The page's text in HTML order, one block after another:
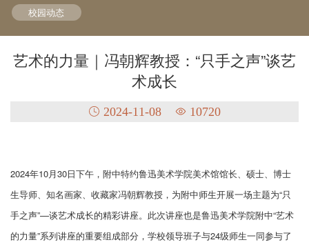
校园动态
艺术的力量｜冯朝辉教授：“只手之声”谈艺
术成长
2024-11-08 10720
2024年10月30日下午，附中特约鲁迅美术学院美术馆馆长、硕士、博士
生导师、知名画家、收藏家冯朝辉教授，为附中师生开展一场主题为“只
手之声”—谈艺术成长的精彩讲座。此次讲座也是鲁迅美术学院附中“艺术
的力量”系列讲座的重要组成部分，学校领导班子与24级师生一同参与了